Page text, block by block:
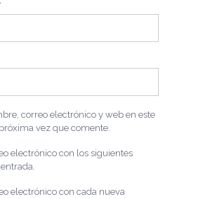
*
correo electrónico y web en este
vez que comente.
electrónico con los siguientes
electrónico con cada nueva